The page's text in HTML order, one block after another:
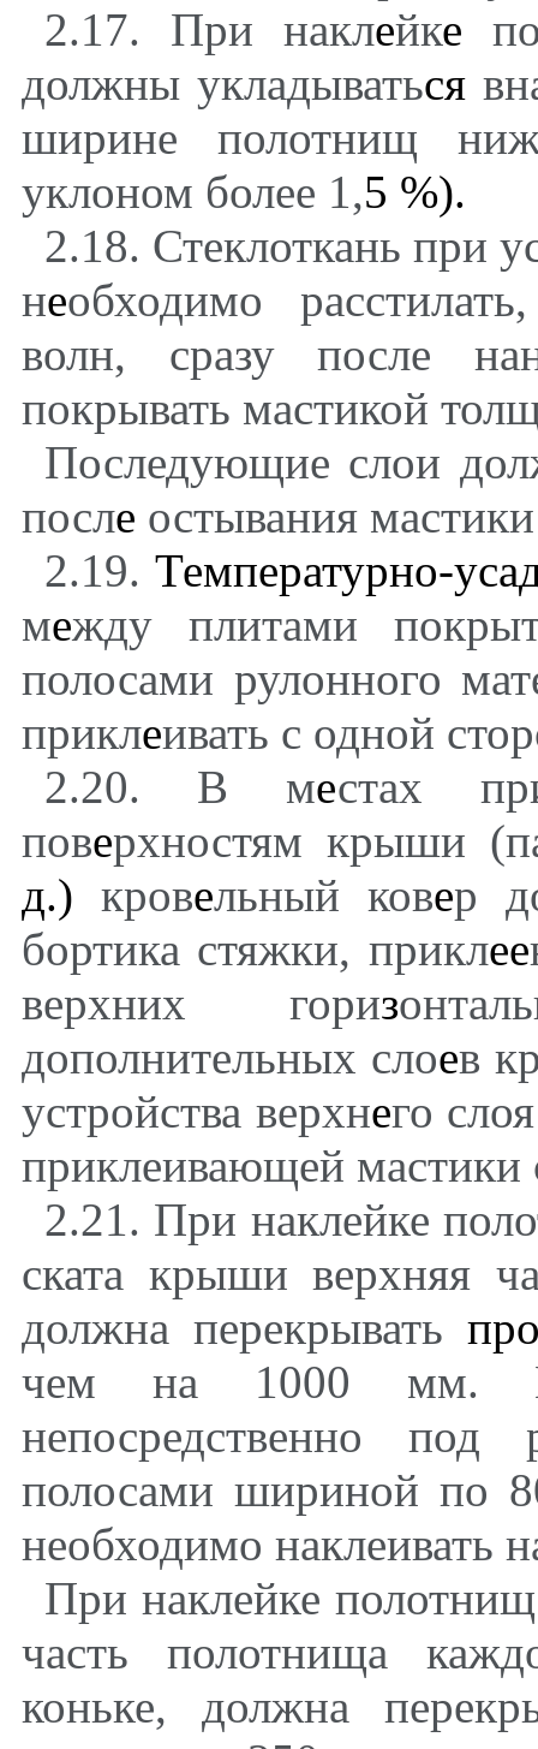
2.17. При наклейке
должны укладываться
ширине полотнищ
уклоном более 1,5 %).
2.18. Стеклоткань при
необходимо
волн, сразу после
покрывать мастикой
Последующие слои
после остывания
2.19.Температурно-
между плитами
полосами рулонного
приклеивать с одной
2.20. В местах
поверхностям крыши
д.) кровельный ковер
бортика стяжки, приклее
верхних гориз
дополнительных слоев
устройства верхнего
приклеивающей
2.21. При наклейке
ската крыши верхняя
должна перекрывать
чем на 1000 мм.
непосредственно под
полосами шириной по
необходимо наклеивать
При наклейке
часть полотнища
коньке, должна